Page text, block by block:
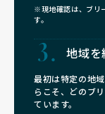
※現地確認は、ブリ
す。
地域を
最初は特定の地
らこそ、どのブ
ています。